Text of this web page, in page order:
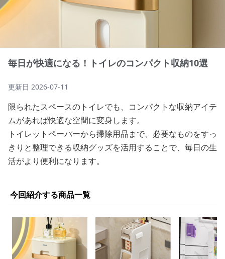
毎日が快適になる！トイレのコンパクト収納10選
更新日 2026-07-11
限られたスペースのトイレでも、コンパクトな収納アイテ
ムがあれば快適な空間に変身します。
トイレットペーパーから掃除用品まで、必要なものをすっ
きりと整理できる収納グッズを活用することで、毎日の生
活がより便利になります。
今回紹介する商品一覧